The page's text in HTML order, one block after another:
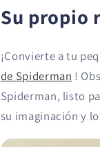
Su propio
¡Convierte a tu
de Spiderman !
Spiderman, listo
su imaginación y